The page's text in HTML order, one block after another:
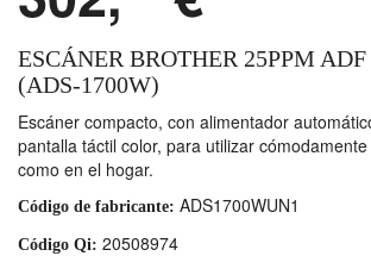
ESCÁNER BROTHER 25PPM
(ADS-1700W)
Escáner compacto, con alimentador
pantalla táctil color, para utilizar
como en el hogar.
Código de fabricante: ADS1700WUN1
Código Qi: 20508974